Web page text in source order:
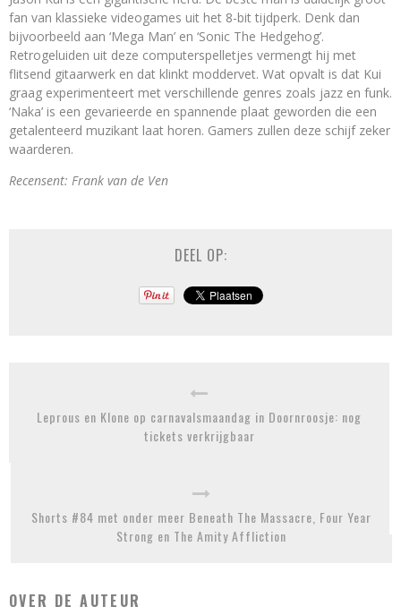
fan van klassieke videogames uit het 8-bit tijdperk. Denk dan
bijvoorbeeld aan ‘Mega Man’ en ‘Sonic The Hedgehog’.
Retrogeluiden uit deze computerspelletjes vermengt hij met
flitsend gitaarwerk en dat klinkt moddervet. Wat opvalt is dat Kui
graag experimenteert met verschillende genres zoals jazz en funk.
‘Naka’ is een gevarieerde en spannende plaat geworden die een
getalenteerd muzikant laat horen. Gamers zullen deze schijf zeker
waarderen.
Recensent: Frank van de Ven
DEEL OP:
Leprous en Klone op carnavalsmaandag in Doornroosje: nog
tickets verkrijgbaar
Shorts #84 met onder meer Beneath The Massacre, Four Year
Strong en The Amity Affliction
OVER DE AUTEUR